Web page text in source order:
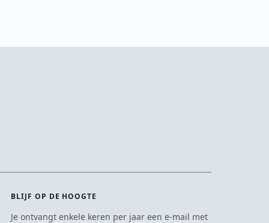
BLIJF OP DE HOOGTE
Je ontvangt enkele keren per jaar een e-mail met